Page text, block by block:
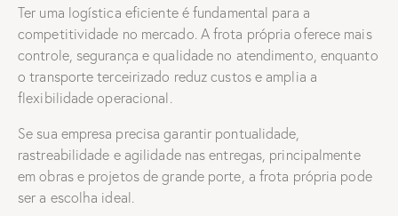
Ter uma logística eficiente é fundamental para a
competitividade no mercado. A frota própria oferece mais
controle, segurança e qualidade no atendimento, enquanto
o transporte terceirizado reduz custos e amplia a
flexibilidade operacional.
Se sua empresa precisa garantir pontualidade,
rastreabilidade e agilidade nas entregas, principalmente
em obras e projetos de grande porte, a frota própria pode
ser a escolha ideal.